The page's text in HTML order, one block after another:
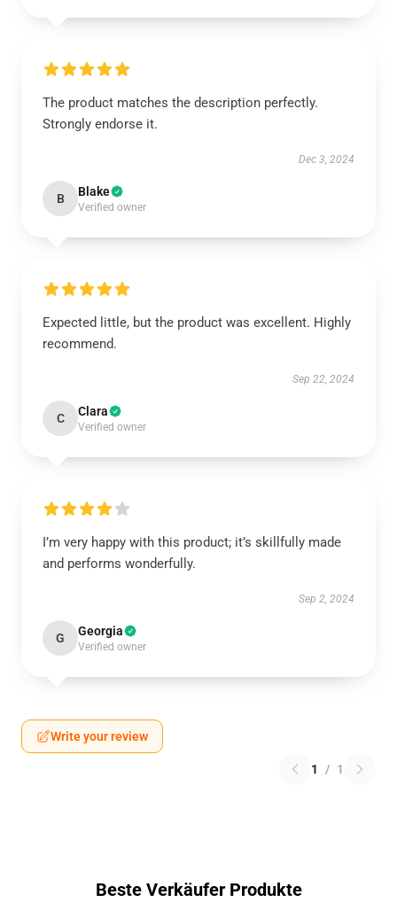
The product matches the description perfectly.
Strongly endorse it.
Dec 3, 2024
B Blake
Verified owner
Expected little, but the product was excellent. Highly
recommend.
Sep 22, 2024
C Clara
Verified owner
I’m very happy with this product; it’s skillfully made
and performs wonderfully.
Sep 2, 2024
G Georgia
Verified owner
Write your review
1 / 1
Beste Verkäufer Produkte